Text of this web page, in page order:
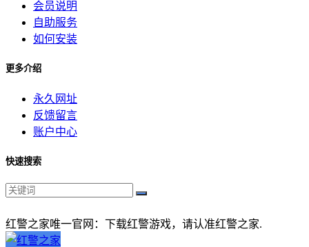
会员说明
自助服务
如何安装
更多介绍
永久网址
反馈留言
账户中心
快速搜索
红警之家唯一官网：下载红警游戏，请认准红警之家.